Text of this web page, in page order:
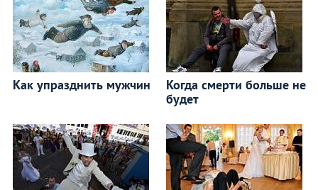
Как упразднить мужчин
Когда смерти больше не
будет